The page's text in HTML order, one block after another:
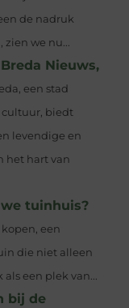
de nadruk
zien we nu...
Nieuws,
een stad
cultuur, biedt
levendige en
het hart van
tuinhuis?
een
die niet alleen
een plek van...
bij de